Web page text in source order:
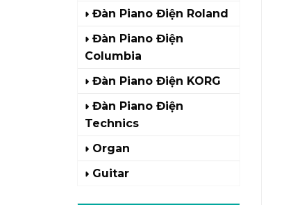
Đàn Piano Điện Roland
Đàn Piano Điện
Columbia
Đàn Piano Điện KORG
Đàn Piano Điện
Technics
Organ
Guitar